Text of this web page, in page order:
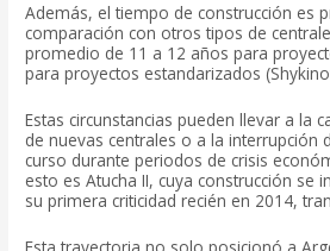
Además, el tiempo de construcción es
comparación con otros tipos de
promedio de 11 a 12 años para
para proyectos estandarizados
Estas circunstancias pueden llevar a la
de nuevas centrales o a la interrupción
curso durante periodos de crisis
esto es Atucha II, cuya construcción se
su primera criticidad recién en 2014,